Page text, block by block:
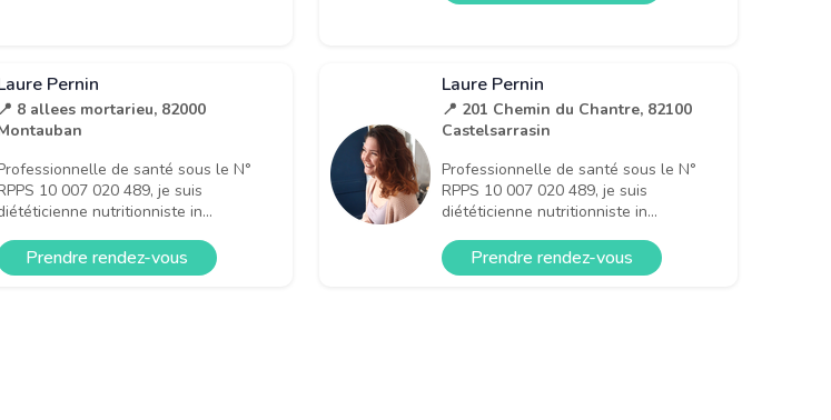
Pernin
📍 8 allees mortarieu, 82000
de santé sous le N°
10 007 020 489, je suis
nutritionniste in...
Prendre rendez-vous
Laure Pernin
📍 201 Chemin du Chantre, 82100
Castelsarrasin
Professionnelle de santé sous le N°
RPPS 10 007 020 489, je suis
diététicienne nutritionniste in...
Prendre rendez-vous